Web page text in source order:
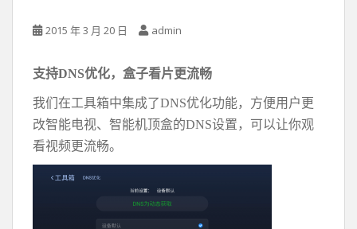
2015 年 3 月 20 日 admin
支持DNS优化，盒子看片更流畅
我们在工具箱中集成了DNS优化功能，方便用户更
改智能电视、智能机顶盒的DNS设置，可以让你观
看视频更流畅。